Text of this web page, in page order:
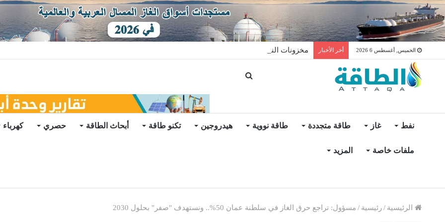
الخميس, أغسطس 6 2026 أخر الأخبار مخزونات النفط الأميركية ترتفع 2.5 مليون برميل عكس التوقعات
نفط غاز طاقة متجددة طاقة نووية هيدروجين تكنو طاقة أبحاث الطاقة حصري كهرباء
ملفات خاصة المزيد
الرئيسية /رئيسية / مسؤول: تراجع حرق الغاز في سلطنة عمان 50%.. ونستهدف "صفر" بحلول 2030